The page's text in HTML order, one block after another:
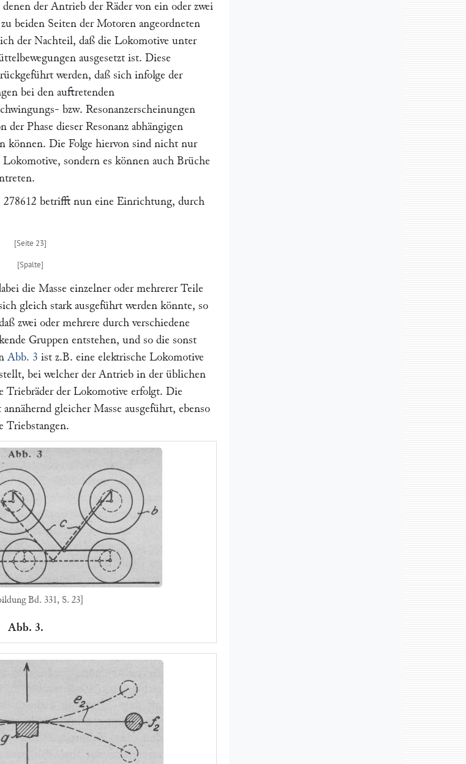
der Antrieb der Räder von ein oder zwei
beiden Seiten der Motoren angeordneten
der Nachteil, daß die Lokomotive unter
ausgesetzt ist. Diese
werden, daß sich infolge der
bei den auftretenden
bzw. Resonanzerscheinungen
Phase dieser Resonanz abhängigen
können. Die Folge hiervon sind nicht nur
sondern es können auch Brüche
betrifft nun eine Einrichtung, durch
die Masse einzelner oder mehrerer Teile
gleich stark ausgeführt werden könnte, so
zwei oder mehrere durch verschiedene
Gruppen entstehen, und so die sonst
Abb. 3 ist z.B. eine elektrische Lokomotive
bei welcher der Antrieb in der üblichen
Triebräder der Lokomotive erfolgt. Die
gleicher Masse ausgeführt, ebenso
Triebstangen.
Bd. 331, S. 23]
Abb. 3.